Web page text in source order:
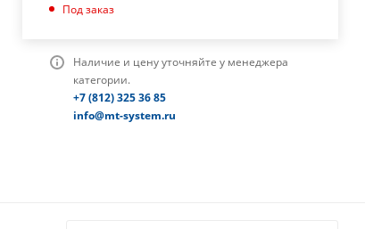
Под заказ
Наличие и цену уточняйте у менеджера
категории.
+7 (812) 325 36 85
info@mt-system.ru